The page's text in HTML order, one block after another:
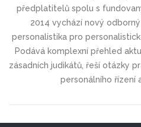
předplatitelů spolu s
2014 vychází nový
personalistika pro
Podává komplexní přehled
zásadních judikátů, řeší otázky
personálního řízení